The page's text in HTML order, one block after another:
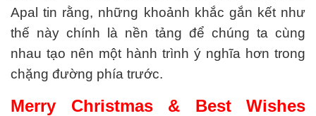
Apal tin rằng, những khoảnh khắc gắn kết như
thế này chính là nền tảng để chúng ta cùng
nhau tạo nên một hành trình ý nghĩa hơn trong
chặng đường phía trước.
Merry Christmas & Best Wishes